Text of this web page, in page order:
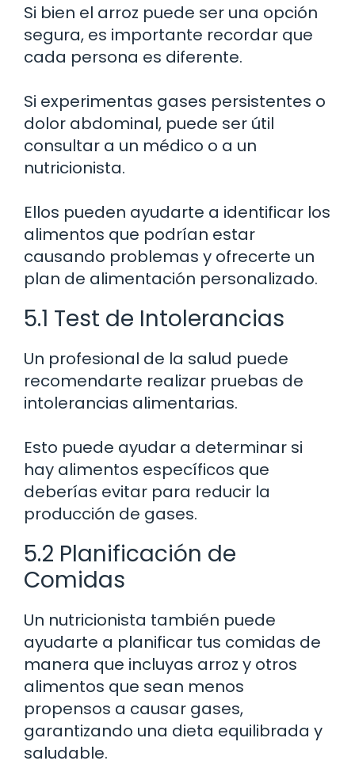
Si bien el arroz puede ser una opción
segura, es importante recordar que
cada persona es diferente.
Si experimentas gases persistentes o
dolor abdominal, puede ser útil
consultar a un médico o a un
nutricionista.
Ellos pueden ayudarte a identificar los
alimentos que podrían estar
causando problemas y ofrecerte un
plan de alimentación personalizado.
5.1 Test de Intolerancias
Un profesional de la salud puede
recomendarte realizar pruebas de
intolerancias alimentarias.
Esto puede ayudar a determinar si
hay alimentos específicos que
deberías evitar para reducir la
producción de gases.
5.2 Planificación de
Comidas
Un nutricionista también puede
ayudarte a planificar tus comidas de
manera que incluyas arroz y otros
alimentos que sean menos
propensos a causar gases,
garantizando una dieta equilibrada y
saludable.